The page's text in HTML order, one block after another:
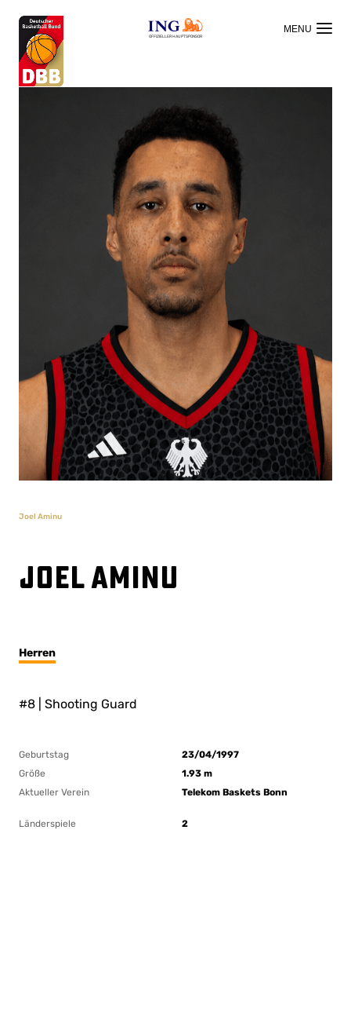
OFFIZIELLER HAUPTSPONSOR
Joel Aminu
Joel Aminu
Herren
#8 | Shooting Guard
Geburtstag
23/04/1997
Größe
1.93 m
Aktueller Verein
Telekom Baskets Bonn
Länderspiele 2